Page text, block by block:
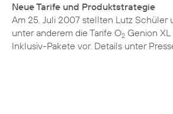
Neue Tarife und Produktstrategie
Am 25. Juli 2007 stellten Lutz Schüler
unter anderem die Tarife O2 Genion
Inklusiv-Pakete vor. Details unter